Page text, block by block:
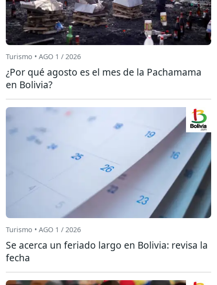
Turismo • AGO 1 / 2026
¿Por qué agosto es el mes de la Pachamama
en Bolivia?
Turismo • AGO 1 / 2026
Se acerca un feriado largo en Bolivia: revisa la
fecha